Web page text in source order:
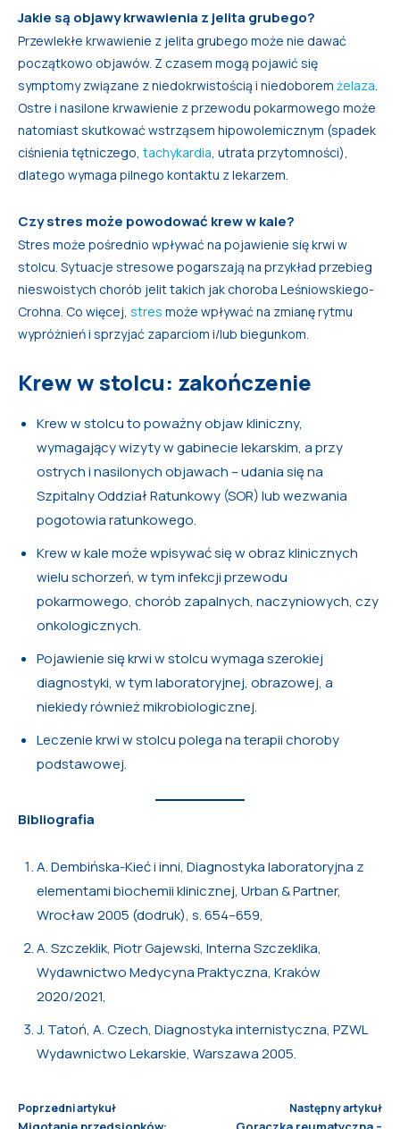
Jakie są objawy krwawienia z jelita grubego?
Przewlekłe krwawienie z jelita grubego może nie dawać
początkowo objawów. Z czasem mogą pojawić się
symptomy związane z niedokrwistością i niedoborem żelaza
Ostre i nasilone krwawienie z przewodu pokarmowego może
natomiast skutkować wstrząsem hipowolemicznym (spadek
ciśnienia tętniczego, tachykardia , utrata przytomności),
dlatego wymaga pilnego kontaktu z lekarzem.
Czy stres może powodować krew w kale?
Stres może pośrednio wpływać na pojawienie się krwi w
stolcu. Sytuacje stresowe pogarszają na przykład przebieg
nieswoistych chorób jelit takich jak choroba Leśniowskiego-
Crohna. Co więcej, stres może wpływać na zmianę rytmu
wypróżnień i sprzyjać zaparciom i/lub biegunkom.
Krew w stolcu: zakończenie
Krew w stolcu to poważny objaw kliniczny,
wymagający wizyty w gabinecie lekarskim, a przy
ostrych i nasilonych objawach – udania się na
Szpitalny Oddział Ratunkowy (SOR) lub wezwania
pogotowia ratunkowego.
Krew w kale może wpisywać się w obraz klinicznych
wielu schorzeń, w tym infekcji przewodu
pokarmowego, chorób zapalnych, naczyniowych, czy
onkologicznych.
Pojawienie się krwi w stolcu wymaga szerokiej
diagnostyki, w tym laboratoryjnej, obrazowej, a
niekiedy również mikrobiologicznej.
Leczenie krwi w stolcu polega na terapii choroby
podstawowej.
Bibliografia
A. Dembińska-Kieć i inni, Diagnostyka laboratoryjna z
elementami biochemii klinicznej, Urban & Partner,
Wrocław 2005 (dodruk), s. 654–659,
A. Szczeklik, Piotr Gajewski, Interna Szczeklika,
Wydawnictwo Medycyna Praktyczna, Kraków
2020/2021,
J. Tatoń, A. Czech, Diagnostyka internistyczna, PZWL
Wydawnictwo Lekarskie, Warszawa 2005.
Poprzedni artykuł Następny artykuł